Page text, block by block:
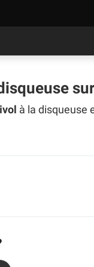
à la disqueuse